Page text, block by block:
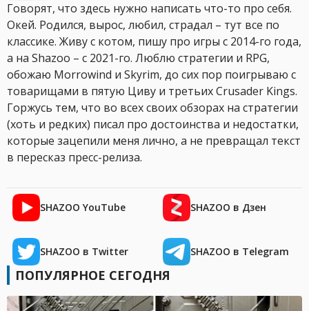
Говорят, что здесь нужно написать что-то про себя.
Окей. Родился, вырос, любил, страдал – тут все по
классике. Живу с котом, пишу про игры с 2014-го года,
а на Shazoo – с 2021-го. Люблю стратегии и RPG,
обожаю Morrowind и Skyrim, до сих пор поигрываю с
товарищами в пятую Циву и третьих Crusader Kings.
Горжусь тем, что во всех своих обзорах на стратегии
(хоть и редких) писал про достоинства и недостатки,
которые зацепили меня лично, а не превращал текст
в пересказ пресс-релиза.
SHAZOO YouTube SHAZOO в Дзен
SHAZOO в Twitter SHAZOO в Telegram
ПОПУЛЯРНОЕ СЕГОДНЯ